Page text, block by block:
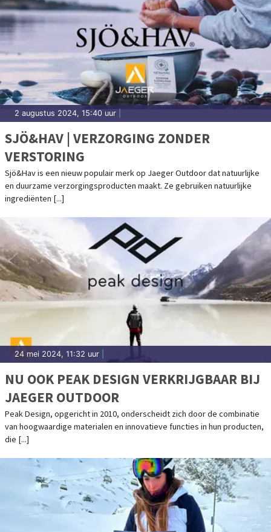
2 augustus 2024, 15:40 uur
SJÖ&HAV | VERZORGING ZONDER
VERSTORING
Sjö&Hav is een nieuw populair merk op Jaeger Outdoor dat natuurlijke
en duurzame verzorgingsproducten maakt. Ze gebruiken natuurlijke
ingrediënten [...]
24 mei 2024, 11:32 uur
NU OOK PEAK DESIGN VERKRIJGBAAR BIJ
JAEGER OUTDOOR
Peak Design, opgericht in 2010, onderscheidt zich door de combinatie
van hoogwaardige materialen en innovatieve functies in hun producten,
die [...]